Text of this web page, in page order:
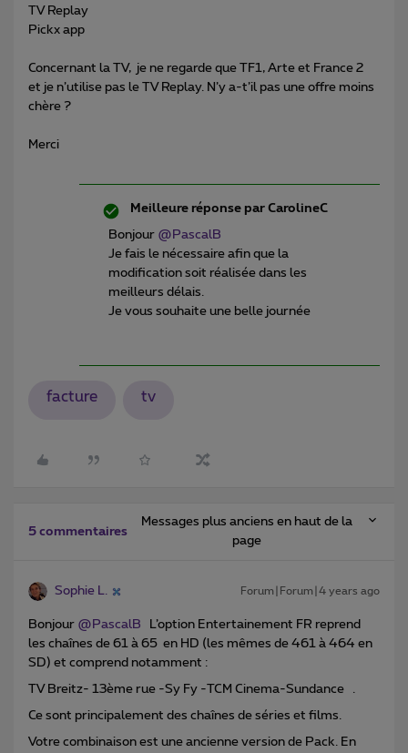
TV Replay
Pickx app
Concernant la TV, je ne regarde que TF1, Arte et France 2
et je n’utilise pas le TV Replay. N’y a-t’il pas une offre moins
chère ?
Merci
Meilleure réponse par CarolineC
Bonjour @PascalB
Je fais le nécessaire afin que la
modification soit réalisée dans les
meilleurs délais.
Je vous souhaite une belle journée
facture tv
5 commentaires
Messages plus anciens en haut de la
page
Sophie L. Forum|Forum|4 years ago
Bonjour @PascalB L’option Entertainement FR reprend
les chaînes de 61 à 65 en HD (les mêmes de 461 à 464 en
SD) et comprend notamment :
TV Breitz- 13ème rue -Sy Fy -TCM Cinema-Sundance .
Ce sont principalement des chaînes de séries et films.
Votre combinaison est une ancienne version de Pack. En